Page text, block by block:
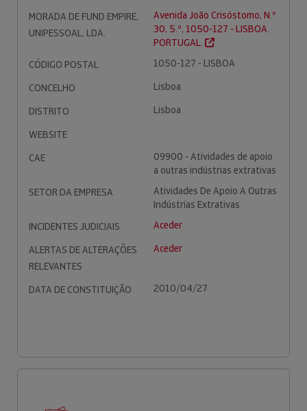
MORADA DE FUND EMPIRE,
UNIPESSOAL, LDA.
Avenida João Crisóstomo, N.º
30, 5.º, 1050-127 - LISBOA.
PORTUGAL.
CÓDIGO POSTAL
1050-127 - LISBOA
CONCELHO
Lisboa
DISTRITO
Lisboa
WEBSITE
CAE
09900 - Atividades de apoio
a outras indústrias extrativas
SETOR DA EMPRESA
Atividades De Apoio A Outras
Indústrias Extrativas
INCIDENTES JUDICIAIS
Aceder
ALERTAS DE ALTERAÇÕES
RELEVANTES
Aceder
DATA DE CONSTITUIÇÃO 2010/04/27